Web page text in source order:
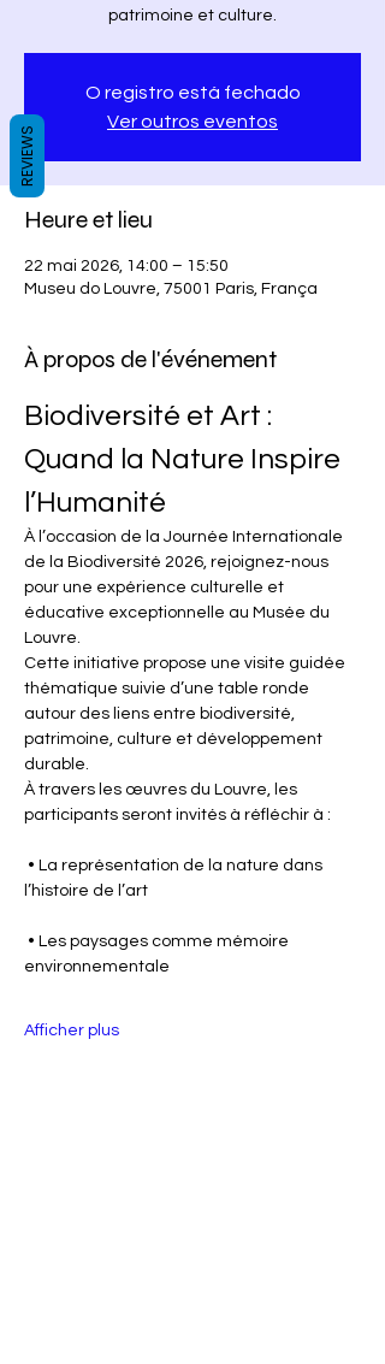
patrimoine et culture.
O registro está fechado
Ver outros eventos
Heure et lieu
22 mai 2026, 14:00 – 15:50
Museu do Louvre, 75001 Paris, França
À propos de l'événement
Biodiversité et Art :
Quand la Nature Inspire
l’Humanité
À l’occasion de la Journée Internationale
de la Biodiversité 2026, rejoignez-nous
pour une expérience culturelle et
éducative exceptionnelle au Musée du
Louvre.
Cette initiative propose une visite guidée
thématique suivie d’une table ronde
autour des liens entre biodiversité,
patrimoine, culture et développement
durable.
À travers les œuvres du Louvre, les
participants seront invités à réfléchir à :
l’histoire de l’art
environnementale
Afficher plus
REVIEWS